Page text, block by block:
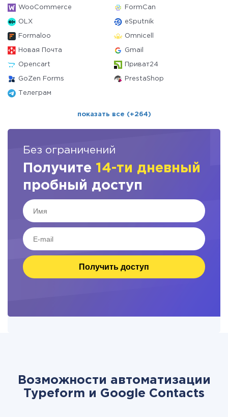
WooCommerce FormCan
OLX eSputnik
Formaloo Omnicell
Новая Почта Gmail
Opencart Приват24
GoZen Forms PrestaShop
Телеграм
показать все (+264)
Без ограничений
Получите 14-ти дневный
пробный доступ
Получить доступ
Возможности автоматизации
Typeform и Google Contacts